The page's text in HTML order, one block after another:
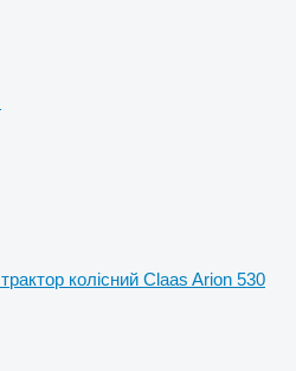
трактор колісний Claas Arion 530